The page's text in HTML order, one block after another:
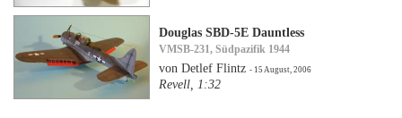
Douglas SBD-5E Dauntless
VMSB-231, Südpazifik 1944
von Detlef Flintz- 15 August, 2006
Revell, 1:32